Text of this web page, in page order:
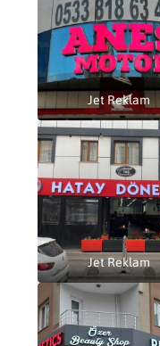
Jet Reklam
Jet Reklam